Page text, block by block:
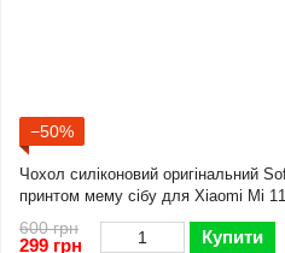
−50%
Чохол силіконовий оригінальний
принтом мему сібу для Xiaomi Mi
рожевий (Повний захист камери)
600 грн
299 грн Купити